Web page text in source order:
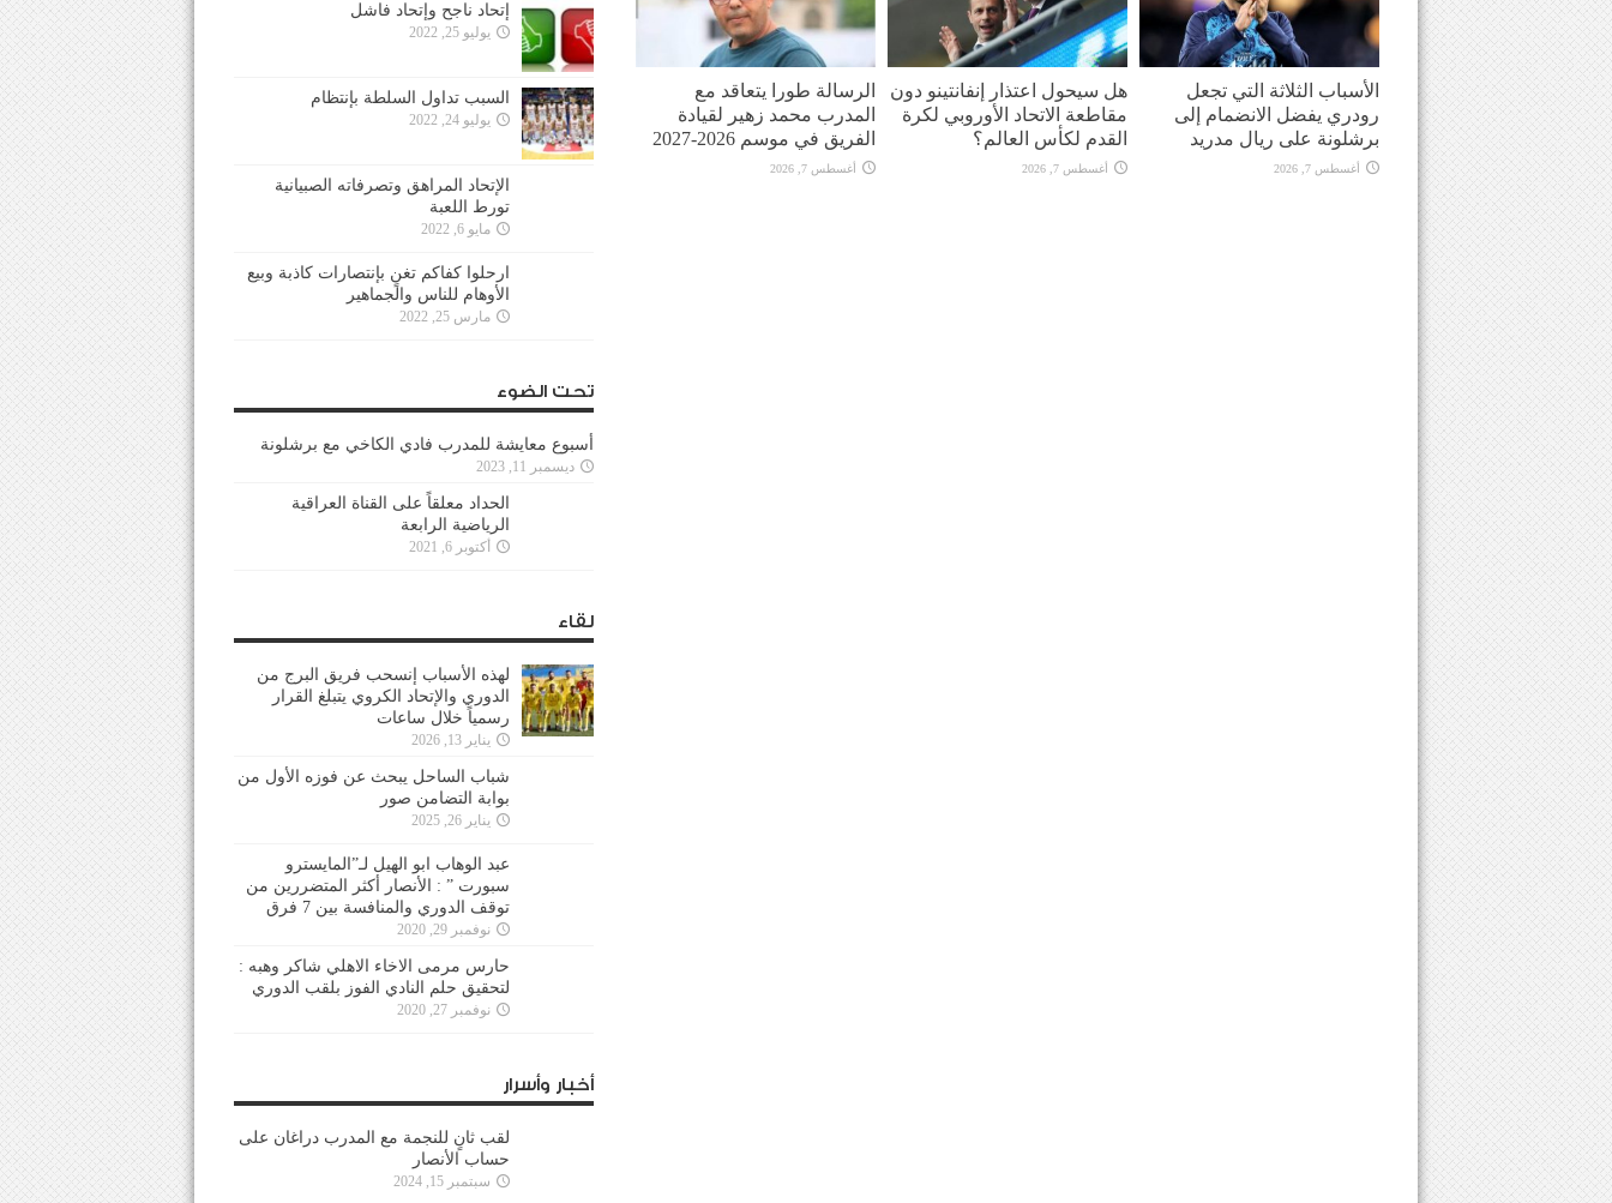
الأسباب الثلاثة التي تجعل
رودري يفضل الانضمام إلى
برشلونة على ريال مدريد
أغسطس 7, 2026
هل سيحول اعتذار إنفانتينو دون
مقاطعة الاتحاد الأوروبي لكرة
القدم لكأس العالم؟
أغسطس 7, 2026
الرسالة طورا يتعاقد مع
المدرب محمد زهير لقيادة
الفريق في موسم 2026-2027
أغسطس 7, 2026
إتحاد ناجح وإتحاد فاشل
يوليو 25, 2022
السبب تداول السلطة بإنتظام
يوليو 24, 2022
الإتحاد المراهق وتصرفاته الصبيانية
تورط اللعبة
مايو 6, 2022
ارحلوا كفاكم تغنٍ بإنتصارات كاذبة وبيع
الأوهام للناس والجماهير
مارس 25, 2022
تحت الضوء
أسبوع معايشة للمدرب فادي الكاخي مع برشلونة
ديسمبر 11, 2023
الحداد معلقاً على القناة العراقية
الرياضية الرابعة
أكتوبر 6, 2021
لقاء
لهذه الأسباب إنسحب فريق البرج من
الدوري والإتحاد الكروي يتبلغ القرار
رسمياً خلال ساعات
يناير 13, 2026
شباب الساحل يبحث عن فوزه الأول من
بوابة التضامن صور
يناير 26, 2025
عبد الوهاب ابو الهيل لـ”المايسترو
سبورت ” : الأنصار أكثر المتضررين من
توقف الدوري والمنافسة بين 7 فرق
نوفمبر 29, 2020
حارس مرمى الاخاء الاهلي شاكر وهبه :
لتحقيق حلم النادي الفوز بلقب الدوري
نوفمبر 27, 2020
أخبار وأسرار
لقب ثانٍ للنجمة مع المدرب دراغان على
حساب الأنصار
سبتمبر 15, 2024